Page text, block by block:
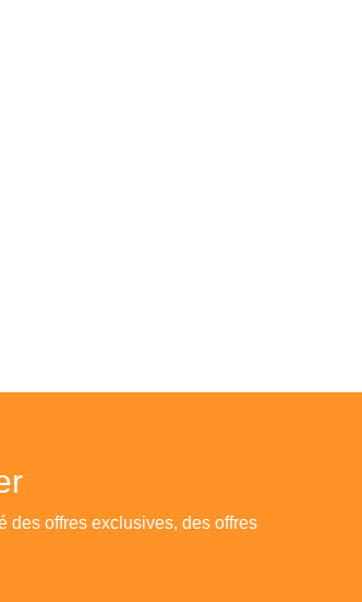
des offres exclusives, des offres